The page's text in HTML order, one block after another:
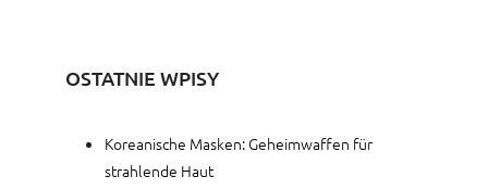
OSTATNIE WPISY
Koreanische Masken: Geheimwaffen für
strahlende Haut